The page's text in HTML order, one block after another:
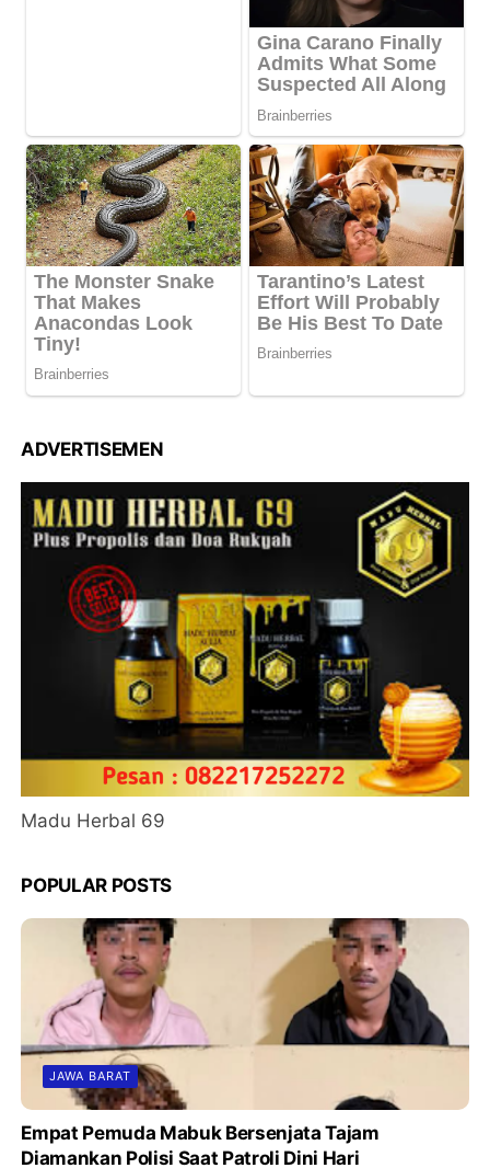
ADVERTISEMEN
Madu Herbal 69
POPULAR POSTS
JAWA BARAT
Empat Pemuda Mabuk Bersenjata Tajam
Diamankan Polisi Saat Patroli Dini Hari